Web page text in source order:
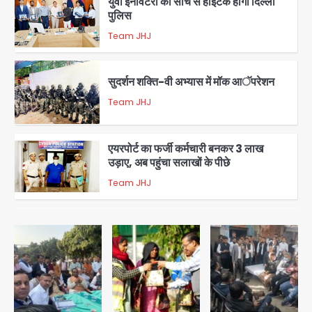
3
पुलिस
Team JHJ
4
सुदर्शन शक्ति-वी अभ्यास में मॉक आॅपरेशन
Team JHJ
5
एयरपोर्ट का फर्जी कर्मचारी बनकर 3 लाख
उड़ाए, अब पहुंचा सलाखों के पीछे
Team JHJ
1
Noida Sector-49: सेक्टर-49 में 18
साल की मेड ने की खुदकुशी, शरीर पर नहीं मिली
कोई बाहरी
Avinash Kumar
Rahul Gandhi’s Prayagraj